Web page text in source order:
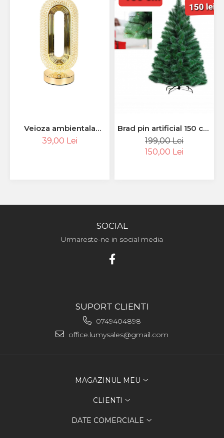
Veioza ambientala
cristal, 3 moduri
iluminare
39,00 Lei
Brad pin artificial 150 cm
cu suport metalic inclus
199,00 Lei
150,00 Lei
SOCIAL
Urmareste-ne in social media
SUPORT CLIENTI
0749404898
office.lumysales@gmail.com
MAGAZINUL MEU
CLIENTI
DATE COMERCIALE